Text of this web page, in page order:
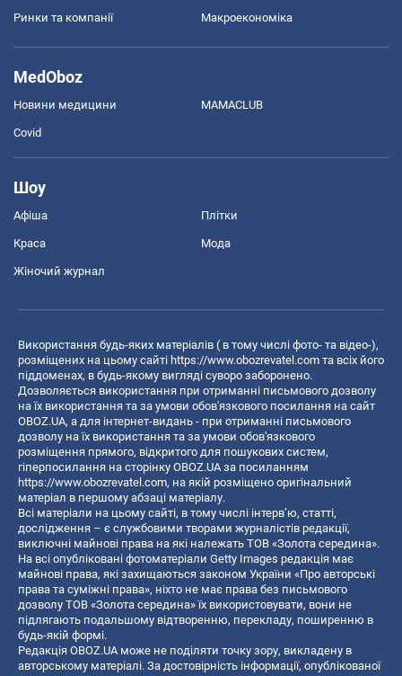
Ринки та компанії Макроекономіка
MedOboz
Новини медицини MAMACLUB
Covid
Шоу
Афіша Плітки
Краса Мода
Жіночий журнал
Використання будь-яких матеріалів ( в тому числі фото- та відео-),
розміщених на цьому сайті https://www.obozrevatel.com та всіх його
піддоменах, в будь-якому вигляді суворо заборонено.
Дозволяється використання при отриманні письмового дозволу
на їх використання та за умови обов'язкового посилання на сайт
OBOZ.UA, а для інтернет-видань - при отриманні письмового
дозволу на їх використання та за умови обов'язкового
розміщення прямого, відкритого для пошукових систем,
гіперпосилання на сторінку OBOZ.UA за посиланням
https://www.obozrevatel.com, на якій розміщено оригінальний
матеріал в першому абзаці матеріалу.
Всі матеріали на цьому сайті, в тому числі інтерв’ю, статті,
дослідження – є службовими творами журналістів редакції,
виключні майнові права на які належать ТОВ «Золота середина».
На всі опубліковані фотоматеріали Getty Images редакція має
майнові права, які захищаються законом України «Про авторські
права та суміжні права», ніхто не має права без письмового
дозволу ТОВ «Золота середина» їх використовувати, вони не
підлягають подальшому відтворенню, перекладу, поширенню в
будь-якій формі.
Редакція OBOZ.UA може не поділяти точку зору, викладену в
авторському матеріалі. За достовірність інформації, опублікованої